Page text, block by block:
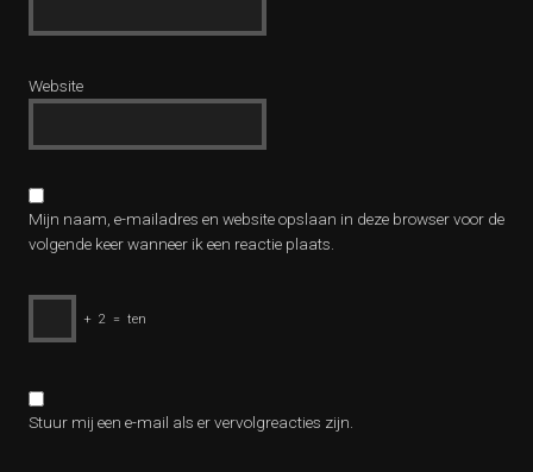
Website
Mijn naam, e-mailadres en website opslaan in deze browser voor de
volgende keer wanneer ik een reactie plaats.
+ 2 = ten
Stuur mij een e-mail als er vervolgreacties zijn.